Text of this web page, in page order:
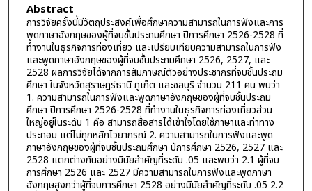
Abstract
การวิจัยครั้งนี้มีวัตถุประสงค์เพื่อศึกษาความสามารถในการฟังและการ
พูดภาษาอังกฤษของผู้ที่จบชั้นประถมศึกษา ปีการศึกษา 2526-2528 ที่
ทำงานในธุรกิจการท่องเที่ยว และเปรียบเทียบความสามารถในการฟัง
และพูดภาษาอังกฤษของผู้ที่จบชั้นประถมศึกษา 2526, 2527, และ
2528 ผลการวิจัยได้จากการสัมภาษณ์ตัวอย่างประชากรที่จบชั้นประถม
ศึกษา ในจังหวัดสุราษฎร์ธานี ภูเก็ต และชลบุรี จำนวน 211 คน พบว่า
1. ความสามารถในการฟังและพูดภาษาอังกฤษของผู้ที่จบชั้นประถม
ศึกษา ปีการศึกษา 2526-2528 ที่ทำงานในธุรกิจการท่องเที่ยวส่วน
ใหญ่อยู่ในระดับ 1 คือ สามารถสื่อสารได้เข้าใจโดยใช้ภาษาและท่าทาง
ประกอบ แต่ไม่ถูกหลักไวยากรณ์ 2. ความสามารถในการฟังและพูด
ภาษาอังกฤษของผู้ที่จบชั้นประถมศึกษา ปีการศึกษา 2526, 2527 และ
2528 แตกต่างกันอย่างมีนัยสำคัญที่ระดับ .05 และพบว่า 2.1 ผู้ที่จบ
การศึกษา 2526 และ 2527 มีความสามารถในการฟังและพูดภาษา
อังกฤษสูงกว่าผู้ที่จบการศึกษา 2528 อย่างมีนัยสำคัญที่ระดับ .05 2.2